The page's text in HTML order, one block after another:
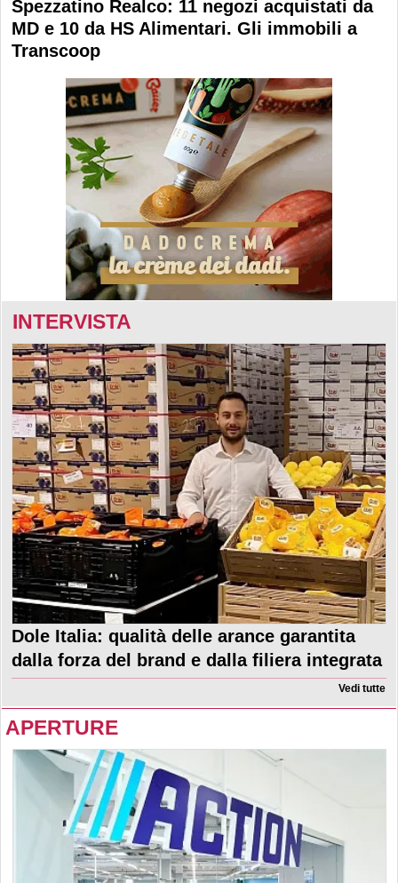
Spezzatino Realco: 11 negozi acquistati da
MD e 10 da HS Alimentari. Gli immobili a
Transcoop
INTERVISTA
Dole Italia: qualità delle arance garantita
dalla forza del brand e dalla filiera integrata
Vedi tutte
APERTURE